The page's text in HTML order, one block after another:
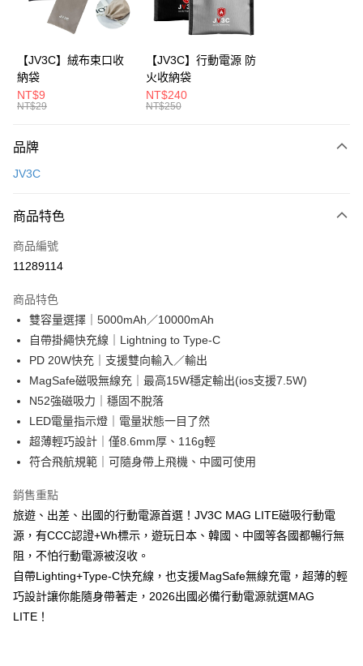
街口支付
AFTEE先享後付
相關說明
【關於「AFTEE先享後付」】
AFTEE先享後付是「在收到商品之後才付款」的支付方式。 讓您購物簡單
２．便利：只要手機號碼，簡訊認證，即可結帳。
１．於結帳方式選擇「AFTEE先享後付」後，將跳轉至「AFTEE先享後付」
結帳頁面，進行簡訊認證並確認金額後，即可完成結帳。
３．收到繳費通知簡訊後14天內，點擊此簡訊中的連結，可透過四大超商／
ATM／網路銀行／等多元方式進行付款，方視為交易完成。
購買商品的店家。未經商家同意取消之訂單仍視為有效，需透過AFTEE先享
※ 交易是否成功請以「AFTEE先享後付 」之結帳頁面顯示為準，若有關於
是否繳費成功／繳費後需取消欲退款等相關疑問，請聯繫「AFTEE先享後付
客戶支援中心」https://netprotections.freshdesk.com/support/home
【注意事項】
１．透過由恩沛科技股份有限公司提供之「AFTEE先享後付」服務完成之交
權轉讓予恩沛科技股份有限公司。
２．關於個人資料處理事宜，請瀏覽以下網址：
https://aftee.tw/terms/#terms3
３．未成年的使用者請事先徵得法定代理人或監護人之同意方可使用
任。
４．使用「AFTEE先享後付」時，將依據個別帳號之用戶狀況，依本公司即
時審查核予不同之上限額度；若仍有額度不足之情形，本公司將視審查結果
請求用戶進行身份認證。
５．嚴禁一人註冊多個帳號或使用他人資訊註冊。若發現惡意使用之情形，
恩沛科技股份有限公司將有權停止該用戶之使用額度並採取法律行動。
ATM付款
運送方式
全家取貨付款
付款後全家取貨
每筆NT$60，滿NT$499(含以上)免運費
7-11取貨付款
每筆NT$60，滿NT$499(含以上)免運費
付款後7-11取貨
每筆NT$60，滿NT$499(含以上)免運費
宅配
每筆NT$80，滿NT$699(含以上)免運費
【JV3C】絨布束口收
納袋
NT$9
NT$29
【JV3C】行動電源 防
火收納袋
NT$240
NT$250
品牌
JV3C
商品特色
商品編號
11289114
商品特色
雙容量選擇｜5000mAh／10000mAh
自帶掛繩快充線｜Lightning to Type-C
PD 20W快充｜支援雙向輸入／輸出
MagSafe磁吸無線充｜最高15W穩定輸出(ios支援7.5W)
N52強磁吸力｜穩固不脫落
LED電量指示燈｜電量狀態一目了然
超薄輕巧設計｜僅8.6mm厚、116g輕
符合飛航規範｜可隨身帶上飛機、中國可使用
銷售重點
旅遊、出差、出國的行動電源首選！JV3C MAG LITE磁吸行動電
源，有CCC認證+Wh標示，遊玩日本、韓國、中國等各國都暢行無
阻，不怕行動電源被沒收。
自帶Lighting+Type-C快充線，也支援MagSafe無線充電，超薄的輕
巧設計讓你能隨身帶著走，2026出國必備行動電源就選MAG
LITE！